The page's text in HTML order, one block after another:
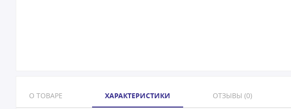
О ТОВАРЕ ХАРАКТЕРИСТИКИ ОТЗЫВЫ (0)